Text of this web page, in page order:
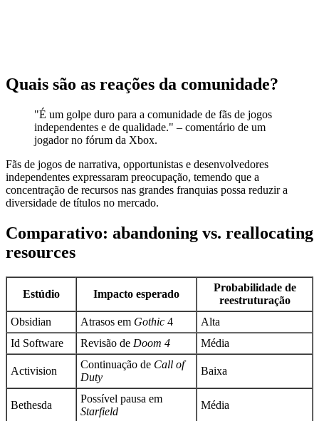
Quais são as reações da comunidade?
"É um golpe duro para a comunidade de fãs de jogos
independentes e de qualidade." – comentário de um
jogador no fórum da Xbox.
Fãs de jogos de narrativa, opportunistas e desenvolvedores
independentes expressaram preocupação, temendo que a
concentração de recursos nas grandes franquias possa reduzir a
diversidade de títulos no mercado.
Comparativo: abandoning vs. reallocating
resources
Estúdio Impacto esperado
Probabilidade de
reestruturação
Obsidian
Atrasos em Gothic 4
Alta
Id Software
Revisão de Doom 4 Média
Activision
Continuação de Call of
Duty
Baixa
Bethesda
Possível pausa em
Starfield
Média